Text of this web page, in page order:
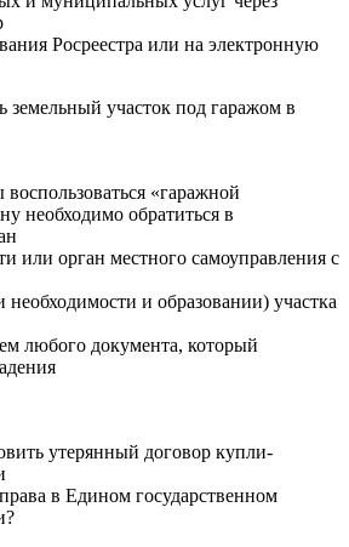
Росреестра или на электронную
земельный участок под гаражом в
воспользоваться «гаражной
необходимо обратиться в
или орган местного самоуправления с
необходимости и образовании) участка
любого документа, который
утерянный договор купли-
в Едином государственном